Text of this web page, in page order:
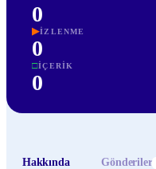
0
▶İZLENME
0
□İÇERIK
0
Hakkında Gönderiler